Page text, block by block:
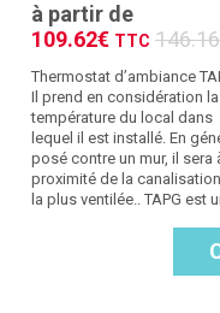
à partir de
109.62€ TTC
Thermostat d’ambiance
Il prend en considération la
température du local dans
lequel il est installé. En
posé contre un mur, il sera
proximité de la
la plus ventilée.. TAPG